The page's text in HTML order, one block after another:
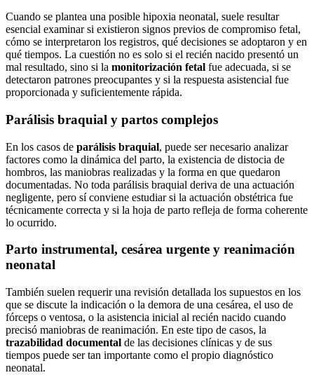
Cuando se plantea una posible hipoxia neonatal, suele resultar
esencial examinar si existieron signos previos de compromiso fetal,
cómo se interpretaron los registros, qué decisiones se adoptaron y en
qué tiempos. La cuestión no es solo si el recién nacido presentó un
mal resultado, sino si la monitorización fetal fue adecuada, si se
detectaron patrones preocupantes y si la respuesta asistencial fue
proporcionada y suficientemente rápida.
Parálisis braquial y partos complejos
En los casos de parálisis braquial, puede ser necesario analizar
factores como la dinámica del parto, la existencia de distocia de
hombros, las maniobras realizadas y la forma en que quedaron
documentadas. No toda parálisis braquial deriva de una actuación
negligente, pero sí conviene estudiar si la actuación obstétrica fue
técnicamente correcta y si la hoja de parto refleja de forma coherente
lo ocurrido.
Parto instrumental, cesárea urgente y reanimación
neonatal
También suelen requerir una revisión detallada los supuestos en los
que se discute la indicación o la demora de una cesárea, el uso de
fórceps o ventosa, o la asistencia inicial al recién nacido cuando
precisó maniobras de reanimación. En este tipo de casos, la
trazabilidad documental de las decisiones clínicas y de sus
tiempos puede ser tan importante como el propio diagnóstico
neonatal.